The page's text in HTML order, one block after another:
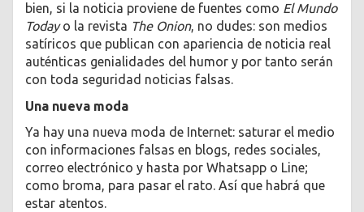
bien, si la noticia proviene de fuentes como El Mundo
Todayo la revista The Onion, no dudes: son medios
satíricos que publican con apariencia de noticia real
auténticas genialidades del humor y por tanto serán
con toda seguridad noticias falsas.
Una nueva moda
Ya hay una nueva moda de Internet: saturar el medio
con informaciones falsas en blogs, redes sociales,
correo electrónico y hasta por Whatsapp o Line;
como broma, para pasar el rato. Así que habrá que
estar atentos.